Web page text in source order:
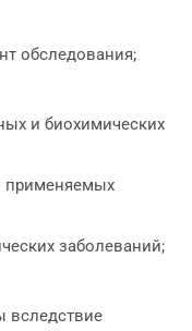
обследования;
и биохимических
применяемых
заболеваний;
вследствие